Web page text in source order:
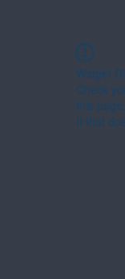
Widget
Check
this page.
If that